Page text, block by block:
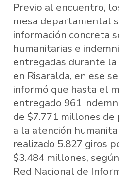
Previo al encuentro,
mesa departamental
información concreta
humanitarias e
entregadas durante
en Risaralda, en ese
informó que hasta el
entregado 961
de $7.771 millones de
a la atención
realizado 5.827 giros
$3.484 millones,
Red Nacional de